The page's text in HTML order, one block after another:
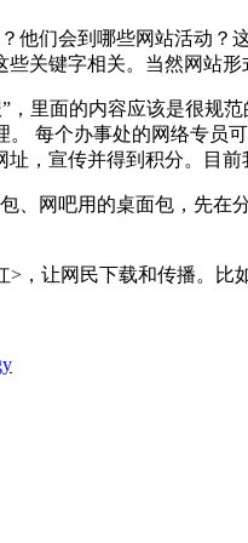
他们会到哪些网站活动
关键字相关。当然网站
，里面的内容应该是很
每个办事处的网络专员
，宣传并得到积分。目
、网吧用的桌面包，先
，让网民下载和传播。比